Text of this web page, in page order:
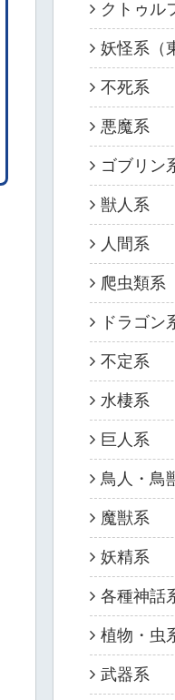
クトゥル
妖怪系（
不死系
悪魔系
ゴブリン
獣人系
人間系
爬虫類系
ドラゴン
不定系
水棲系
巨人系
鳥人・鳥
魔獣系
妖精系
各種神話
植物・虫
武器系